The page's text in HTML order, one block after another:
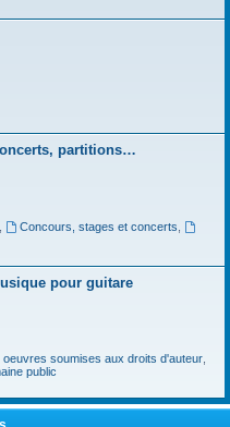
partitions…
Concours, stages et concerts
pour guitare
soumises aux droits d'auteur,
public